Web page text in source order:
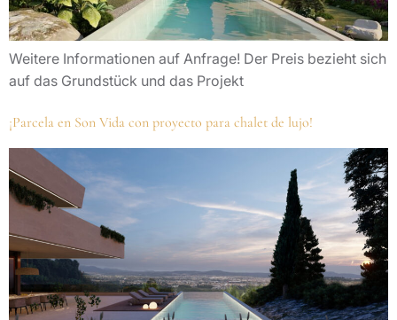
Weitere Informationen auf Anfrage! Der Preis bezieht sich
auf das Grundstück und das Projekt
¡Parcela en Son Vida con proyecto para chalet de lujo!